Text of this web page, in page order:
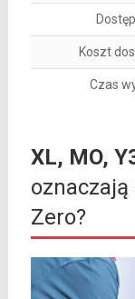
Koszt
Czas
XL, MO,
Zero?